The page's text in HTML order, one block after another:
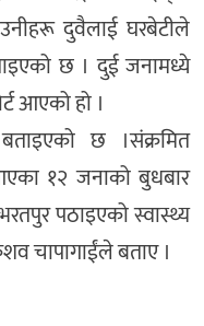
दुवैलाई घरबेटीले
छ । दुई जनामध्ये
आएको हो ।
छ ।संक्रमित
१२ जनाको बुधबार
पठाइएको स्वास्थ्य
चापागाईंले बताए ।